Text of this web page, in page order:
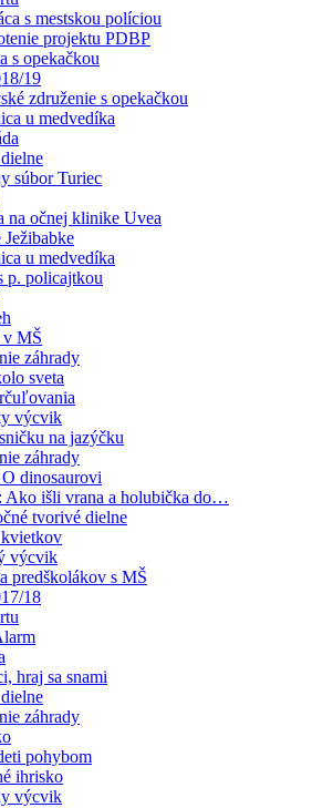
s mestskou políciou
projektu PDBP
s opekačkou
19
združenie s opekačkou
u medvedíka
súbor Turiec
na očnej klinike Uvea
Ježibabke
u medvedíka
p. policajtkou
v MŠ
záhrady
sveta
výcvik
na jazýčku
záhrady
dinosaurovi
Ako išli vrana a holubička do…
tvorivé dielne
kvietkov
výcvik
predškolákov s MŠ
18
hraj sa snami
záhrady
pohybom
ihrisko
výcvik